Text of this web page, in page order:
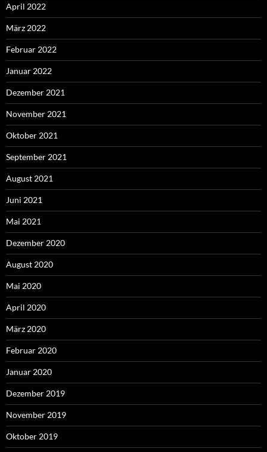
April 2022
März 2022
Februar 2022
Januar 2022
Dezember 2021
November 2021
Oktober 2021
September 2021
August 2021
Juni 2021
Mai 2021
Dezember 2020
August 2020
Mai 2020
April 2020
März 2020
Februar 2020
Januar 2020
Dezember 2019
November 2019
Oktober 2019